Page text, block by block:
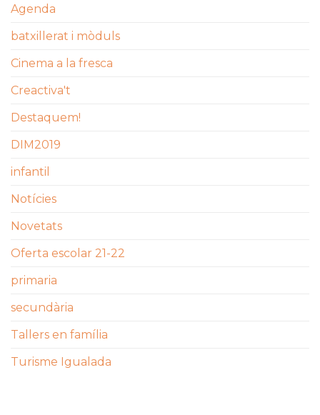
Agenda
batxillerat i mòduls
Cinema a la fresca
Creactiva't
Destaquem!
DIM2019
infantil
Notícies
Novetats
Oferta escolar 21-22
primaria
secundària
Tallers en família
Turisme Igualada